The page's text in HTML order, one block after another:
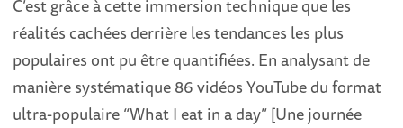
C’est grâce à cette immersion technique que les
réalités cachées derrière les tendances les plus
populaires ont pu être quantifiées. En analysant de
manière systématique 86 vidéos YouTube du format
ultra-populaire “What I eat in a day” [Une journée